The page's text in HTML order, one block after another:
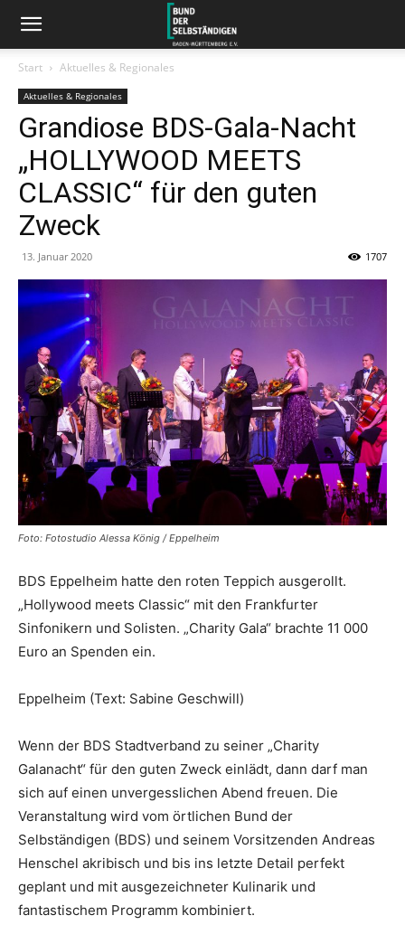
Start Aktuelles & Regionales
Aktuelles & Regionales
Grandiose BDS-Gala-Nacht
„HOLLYWOOD MEETS
CLASSIC“ für den guten
Zweck
13. Januar 2020 1707
Foto: Fotostudio Alessa König / Eppelheim
BDS Eppelheim hatte den roten Teppich ausgerollt.
„Hollywood meets Classic“ mit den Frankfurter
Sinfonikern und Solisten. „Charity Gala“ brachte 11 000
Euro an Spenden ein.
Eppelheim (Text: Sabine Geschwill)
Wenn der BDS Stadtverband zu seiner „Charity
Galanacht“ für den guten Zweck einlädt, dann darf man
sich auf einen unvergesslichen Abend freuen. Die
Veranstaltung wird vom örtlichen Bund der
Selbständigen (BDS) und seinem Vorsitzenden Andreas
Henschel akribisch und bis ins letzte Detail perfekt
geplant und mit ausgezeichneter Kulinarik und
fantastischem Programm kombiniert.